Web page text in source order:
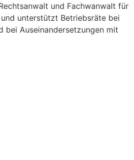
und Fachwanwalt für
unterstützt Betriebsräte bei
bei Auseinandersetzungen mit